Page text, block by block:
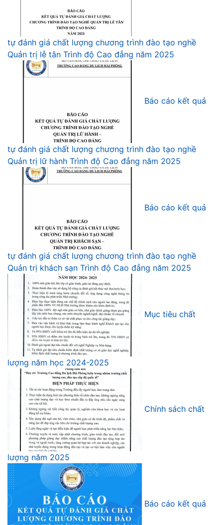
tự đánh giá chất lượng chương trình đào tạo nghề
Quản trị lễ tân Trình độ Cao đẳng năm 2025
Báo cáo kết quả
tự đánh giá chất lượng chương trình đào tạo nghề
Quản trị lữ hành Trình độ Cao đẳng năm 2025
Báo cáo kết quả
tự đánh giá chất lượng chương trình đào tạo nghề
Quản trị khách sạn Trình độ Cao đẳng năm 2025
Mục tiêu chất
lượng năm học 2024-2025
Chính sách chất
lượng năm 2025
Báo cáo kết quả